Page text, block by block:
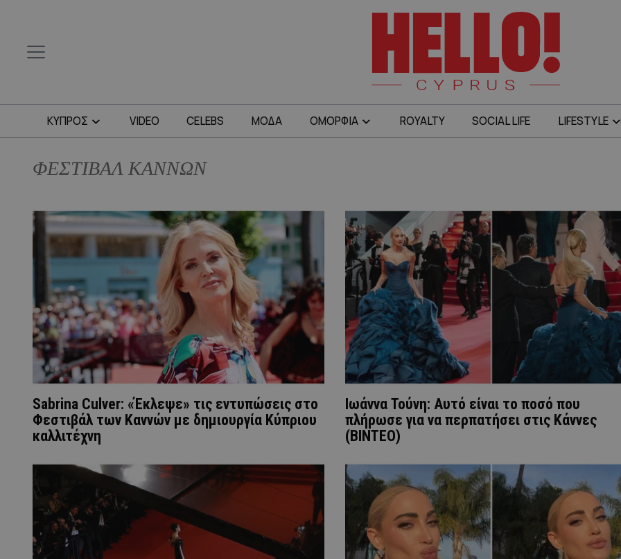
ΚΥΠΡΟΣ VIDEO CELEBS ΜΟΔΑ ΟΜΟΡΦΙΑ ROYALTY SOCIAL LIFE LIFESTYLE
ΦΕΣΤΙΒΑΛ ΚΑΝΝΩΝ
Sabrina Culver: «Έκλεψε» τις εντυπώσεις στο
Φεστιβάλ των Καννών με δημιουργία Κύπριου
καλλιτέχνη
Ιωάννα Τούνη: Αυτό είναι το ποσό που
πλήρωσε για να περπατήσει στις Κάννες
(ΒΙΝΤΕΟ)